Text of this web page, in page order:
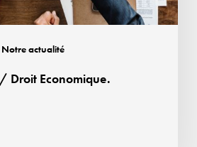
Notre actualité
Droit Economique.